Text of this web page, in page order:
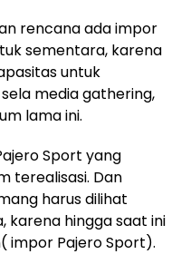
rencana ada impor
sementara, karena
untuk
media gathering,
lama ini.
Sport yang
terealisasi. Dan
harus dilihat
karena hingga saat ini
impor Pajero Sport).